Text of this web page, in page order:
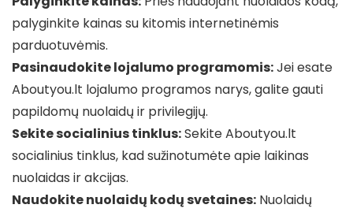
palyginkite kainas su kitomis internetinėmis
parduotuvėmis.
Pasinaudokite lojalumo programomis:Jei esate
Aboutyou.lt lojalumo programos narys, galite gauti
papildomų nuolaidų ir privilegijų.
Sekite socialinius tinklus:Sekite Aboutyou.lt
socialinius tinklus, kad sužinotumėte apie laikinas
nuolaidas ir akcijas.
Naudokite nuolaidų kodų svetaines: Nuolaidų